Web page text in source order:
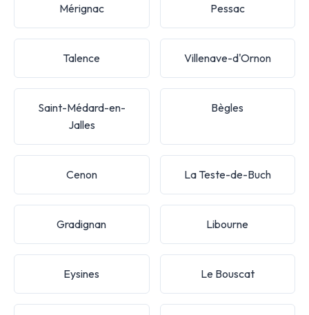
Mérignac Pessac
Talence Villenave-d'Ornon
Saint-Médard-en-
Jalles
Bègles
Cenon La Teste-de-Buch
Gradignan Libourne
Eysines Le Bouscat